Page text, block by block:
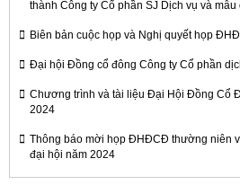
thành Công ty Cổ phần SJ Dịch vụ và mẫu
Biên bản cuộc họp và Nghị quyết họp
Đại hội Đồng cổ đông Công ty Cổ phần
Chương trình và tài liệu Đại Hội Đồng Cổ
2024
Thông báo mời họp ĐHĐCĐ thường niên
đại hội năm 2024